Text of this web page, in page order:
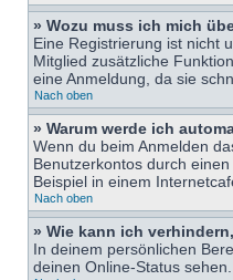
» Wozu muss ich mich
Eine Registrierung ist nicht
Mitglied zusätzliche
eine Anmeldung, da sie
Nach oben
» Warum werde ich
Wenn du beim Anmelden
Benutzerkontos durch
Beispiel in einem
Nach oben
» Wie kann ich
In deinem persönlichen
deinen Online-Status